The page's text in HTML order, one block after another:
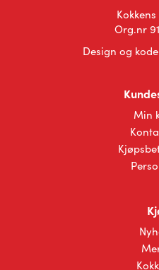
Kokkens
Org.nr
Design og
Min